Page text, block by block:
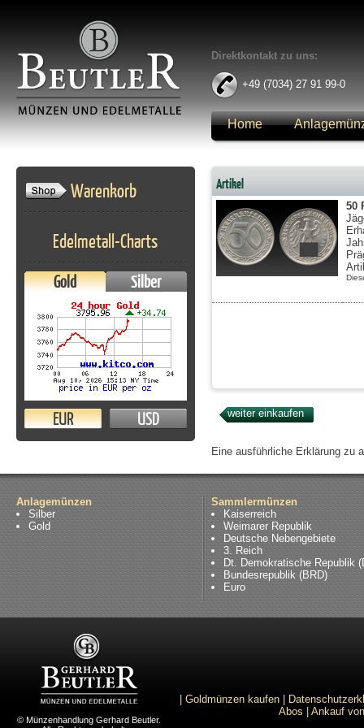
Direktkontakt zu uns:
+49 (7034) 27 91 99-0
Home
Warenkorb
Edelmetall-Charts
Gold Silber
EUR USD
Artikel
50
Eine ausführliche Erklärung zu
Anlagemünzen
Silber
Gold
Sammlermünzen
Kaiserreich
Weimarer Republik
Deutsche Nebengebiete
3. Reich
Dt. Demokratische Republik
Bundesrepublik (BRD)
Euro
© Münzenhandlung Gerhard Beutler.
Goldmünzen kaufen
Abos
Ankauf